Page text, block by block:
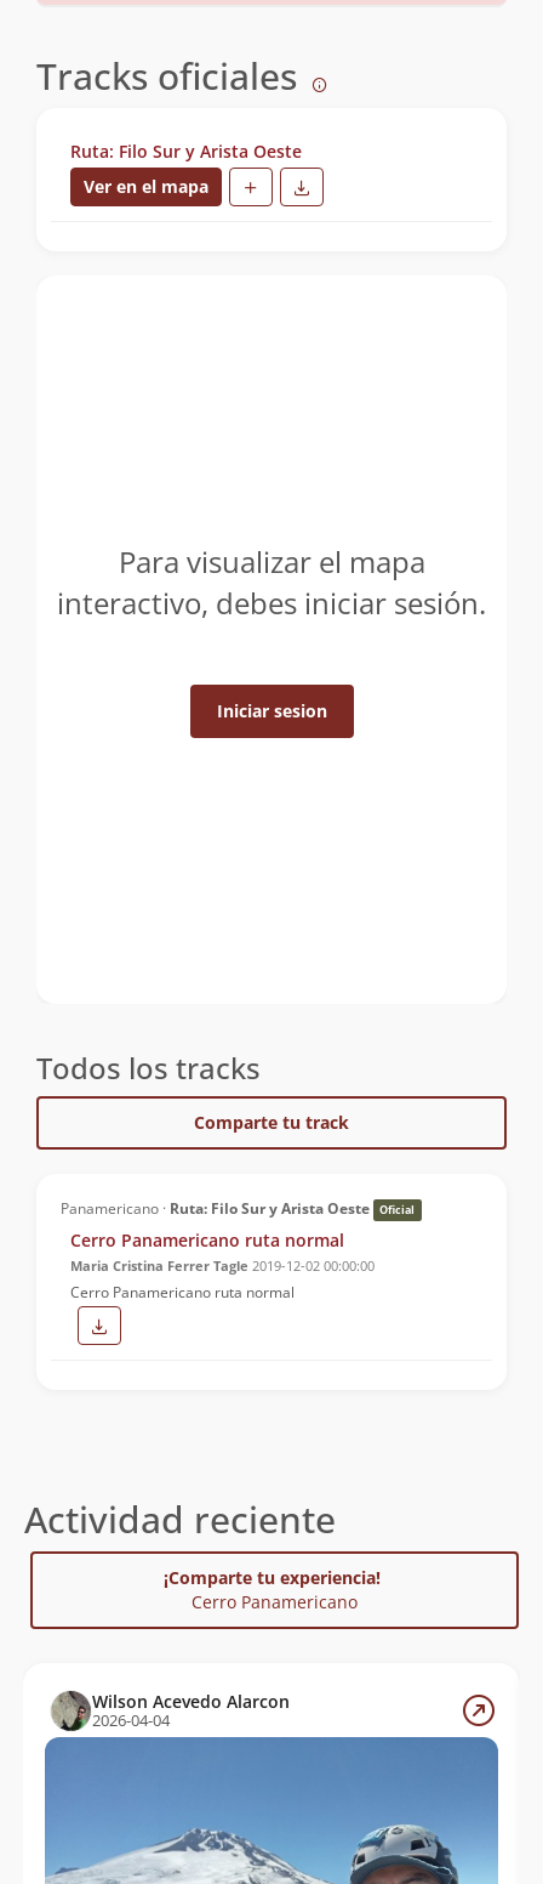
Tracks oficiales
Ruta: Filo Sur y Arista Oeste
Ver en el mapa
Para visualizar el mapa
interactivo, debes iniciar sesión.
Iniciar sesion
Todos los tracks
Comparte tu track
Panamericano · Ruta: Filo Sur y Arista Oeste Oficial
Cerro Panamericano ruta normal
Maria Cristina Ferrer Tagle 2019-12-02 00:00:00
Cerro Panamericano ruta normal
Actividad reciente
¡Comparte tu experiencia!
Cerro Panamericano
Wilson Acevedo Alarcon
2026-04-04